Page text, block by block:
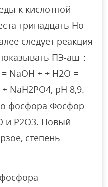
к кислотной
тринадцать Но
следует реакция
ПЭ-аш：
NaOH + + H2O =
NaH2PO4, рН 8,9.
фосфора Фосфор
и P2O3. Новый
степень